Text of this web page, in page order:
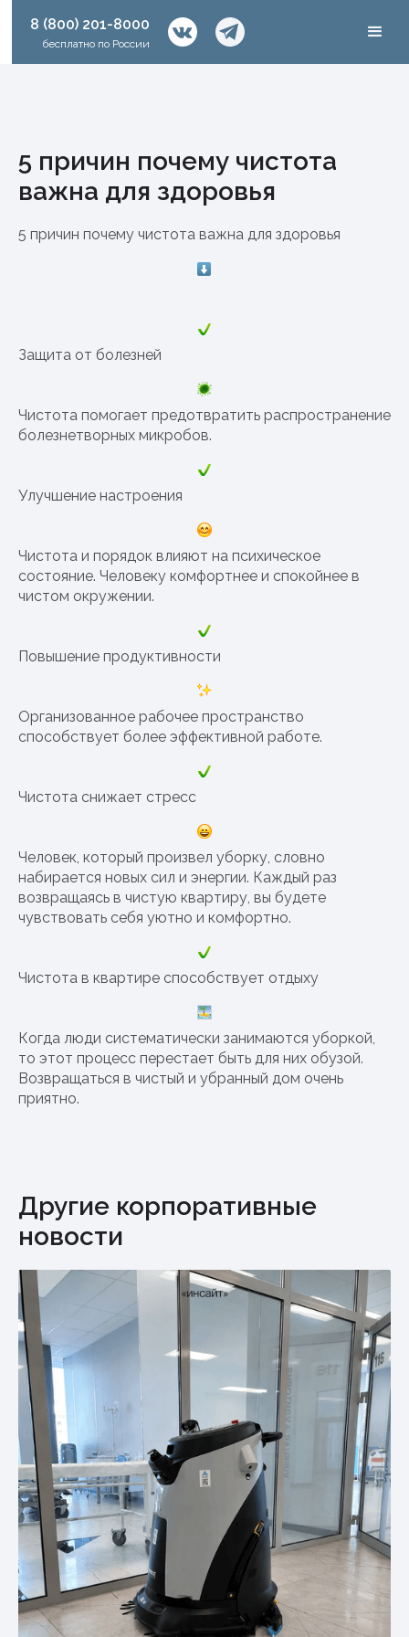
8 (800) 201-8000
бесплатно по России
5 причин почему чистота
важна для здоровья
5 причин почему чистота важна для здоровья
Защита от болезней
Чистота помогает предотвратить распространение
болезнетворных микробов.
Улучшение настроения
Чистота и порядок влияют на психическое
состояние. Человеку комфортнее и спокойнее в
чистом окружении.
Повышение продуктивности
Организованное рабочее пространство
способствует более эффективной работе.
Чистота снижает стресс
Человек, который произвел уборку, словно
набирается новых сил и энергии. Каждый раз
возвращаясь в чистую квартиру, вы будете
чувствовать себя уютно и комфортно.
Чистота в квартире способствует отдыху
Когда люди систематически занимаются уборкой,
то этот процесс перестает быть для них обузой.
Возвращаться в чистый и убранный дом очень
приятно.
Другие корпоративные
новости